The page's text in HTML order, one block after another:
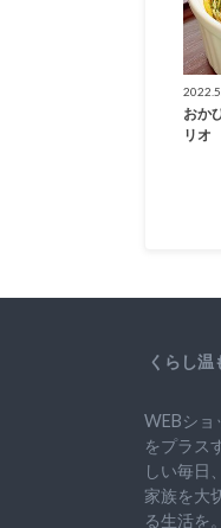
おか
リオ
くらし
WEBショ
をプラス
しい毎日
家族を大
る生活を